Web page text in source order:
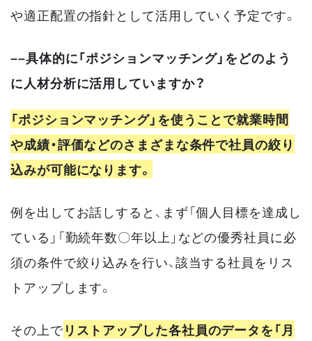
や適正配置の指針として活用していく予定です。
––具体的に「ポジションマッチング」をどのよう
に人材分析に活用していますか？
「ポジションマッチング」を使うことで就業時間
や成績・評価などのさまざまな条件で社員の絞り
込みが可能になります。
例を出してお話しすると、まず「個人目標を達成し
ている」「勤続年数〇年以上」などの優秀社員に必
須の条件で絞り込みを行い、該当する社員をリス
トアップします。
その上でリストアップした各社員のデータを「月